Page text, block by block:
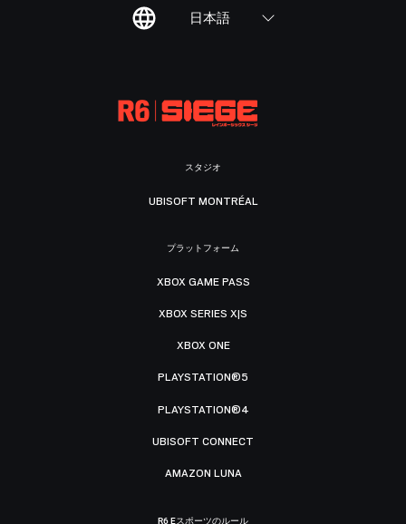
日本語
スタジオ
UBISOFT MONTRÉAL
プラットフォーム
XBOX GAME PASS
XBOX SERIES X|S
XBOX ONE
PLAYSTATION®5
PLAYSTATION®4
UBISOFT CONNECT
AMAZON LUNA
R6 Eスポーツのルール